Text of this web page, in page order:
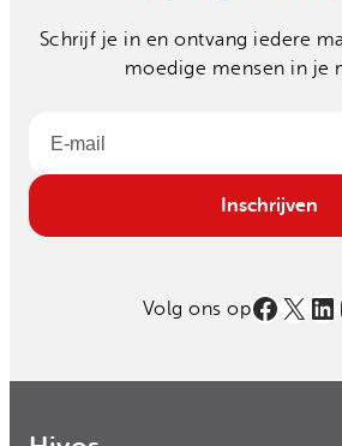
Schrijf je in en ontvang iedere
moedige mensen in je
Email
Inschrijven
Volg ons op X